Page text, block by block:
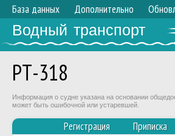
База данных Дополнительно
Водный транспорт
РТ-318
Информация о судне указана на основании
может быть ошибочной или устаревшей.
Регистрация Приписка